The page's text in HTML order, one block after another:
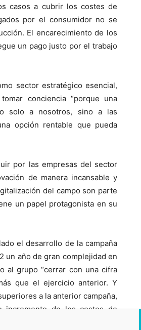
casos a cubrir los costes de
por el consumidor no se
El encarecimiento de los
un pago justo por el trabajo
sector estratégico esencial,
conciencia “porque una
solo a nosotros, sino a las
opción rentable que pueda
por las empresas del sector
de manera incansable y
del campo son parte
un papel protagonista en su
el desarrollo de la campaña
un año de gran complejidad en
al grupo “cerrar con una cifra
que el ejercicio anterior. Y
a la anterior campaña,
incremento de los costes de
el impacto de las incidencias